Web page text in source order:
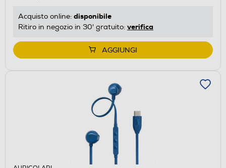
Acquisto online: disponibile
Ritiro in negozio in 30' gratuito: verifica
AGGIUNGI